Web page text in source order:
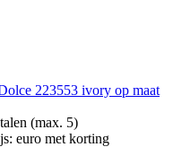
223553 ivory op maat
(max. 5)
euro met korting